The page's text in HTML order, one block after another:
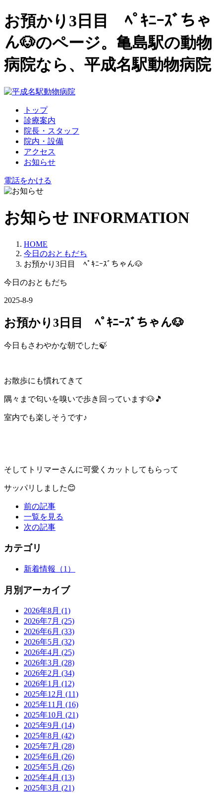
お預かり3日目 ﾍﾟｷﾆｰｽﾞちゃ
ん🐶のページ。亀島駅の動物
病院なら、平成名駅動物病院
トップ
診療案内
院長・スタッフ
院内・設備
アクセス
お知らせ
電話をかける
お知らせ INFORMATION
HOME
今日のおともだち
お預かり3日目 ﾍﾟｷﾆｰｽﾞちゃん🐶
今日のおともだち
2025-8-9
お預かり3日目 ﾍﾟｷﾆｰｽﾞちゃん🐶
今日もさわやかな朝でした🍃
お散歩にも慣れてきて
隅々まで匂いを嗅いで歩き回っています🐶🎵
室内でも楽しそうです♪
そしてトリマーさんに可愛くカットしてもらって
サッパリしました😊
前の記事
一覧を見る
次の記事
カテゴリ
新着情報 （1）
月別アーカイブ
2026年8月 (1)
2026年7月 (25)
2026年6月 (33)
2026年5月 (32)
2026年4月 (25)
2026年3月 (28)
2026年2月 (34)
2026年1月 (12)
2025年12月 (11)
2025年11月 (16)
2025年10月 (21)
2025年9月 (14)
2025年8月 (42)
2025年7月 (28)
2025年6月 (26)
2025年5月 (26)
2025年4月 (13)
2025年3月 (21)